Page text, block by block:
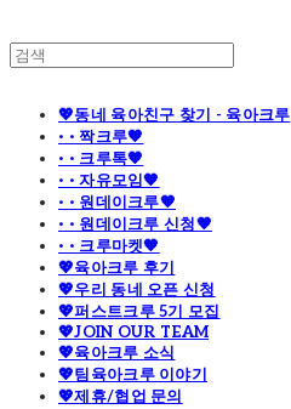
💖동네 육아친구 찾기 - 육아크루
· · 짝크루🧡
· · 크루톡🧡
· · 자유모임🧡
· · 원데이크루🧡
· · 원데이크루 신청🧡
· · 크루마켓🧡
💖육아크루 후기
💖우리 동네 오픈 신청
💖퍼스트크루 5기 모집
💖JOIN OUR TEAM
💖육아크루 소식
💖팀육아크루 이야기
💖제휴/협업 문의